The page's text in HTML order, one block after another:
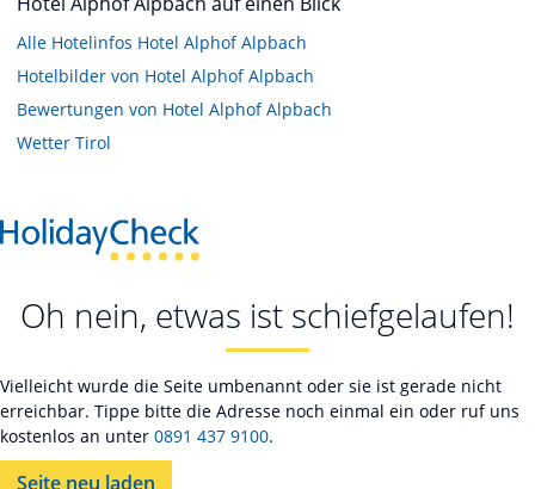
Alle Hotelinfos Hotel Alphof Alpbach
Hotelbilder von Hotel Alphof Alpbach
Bewertungen von Hotel Alphof Alpbach
Wetter Tirol
Oh nein, etwas ist schiefgelaufen!
Vielleicht wurde die Seite umbenannt oder sie ist gerade nicht
erreichbar. Tippe bitte die Adresse noch einmal ein oder ruf uns
kostenlos an unter 0891 437 9100.
Seite neu laden